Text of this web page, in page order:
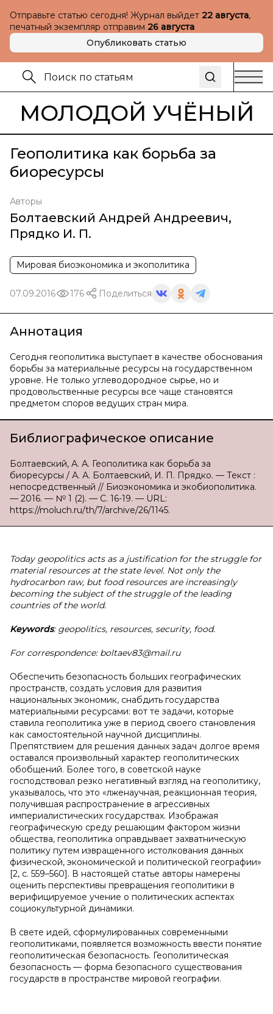
Отправьте статью сегодня! Журнал выйдет 22 августа,
печатный экземпляр отправим 26 августа
Опубликовать статью
МОЛОДОЙ УЧЁНЫЙ
Геополитика как борьба за
биоресурсы
Авторы
Болтаевский Андрей Андреевич,
Прядко И. П.
Мировая биоэкономика и экополитика
07.09.2016 176 Поделиться
Аннотация
Сегодня геополитика выступает в качестве обоснования
борьбы за материальные ресурсы на государственном
уровне. Не только углеводородное сырье, но и
продовольственные ресурсы все чаще становятся
предметом споров ведущих стран мира.
Библиографическое описание
Болтаевский, А. А. Геополитика как борьба за
биоресурсы / А. А. Болтаевский, И. П. Прядко. — Текст :
непосредственный // Биоэкономика и экобиополитика.
— 2016. — № 1 (2). — С. 16-19. — URL:
https://moluch.ru/th/7/archive/26/1145.
Today geopolitics acts as a justification for the struggle for
material resources at the state level. Not only the
hydrocarbon raw, but food resources are increasingly
becoming the subject of the struggle of the leading
countries of the world.
Keywords: geopolitics, resources, security, food.
For correspondence: boltaev83@mail.ru
Обеспечить безопасность больших географических
пространств, создать условия для развития
национальных экономик, снабдить государства
материальными ресурсами: вот те задачи, которые
ставила геополитика уже в период своего становления
как самостоятельной научной дисциплины.
Препятствием для решения данных задач долгое время
оставался произвольный характер геополитических
обобщений. Более того, в советской науке
господствовал резко негативный взгляд на геополитику,
указывалось, что это «лженаучная, реакционная теория,
получившая распространение в агрессивных
империалистических государствах. Изображая
географическую среду решающим фактором жизни
общества, геополитика оправдывает захватническую
политику путем извращенного истолкования данных
физической, экономической и политической географии»
[2, с. 559–560]. В настоящей статье авторы намерены
оценить перспективы превращения геополитики в
верифицируемое учение о политических аспектах
социокультурной динамики.
В свете идей, сформулированных современными
геополитиками, появляется возможность ввести понятие
геополитическая безопасность. Геополитическая
безопасность — форма безопасного существования
государств в пространстве мировой географии.